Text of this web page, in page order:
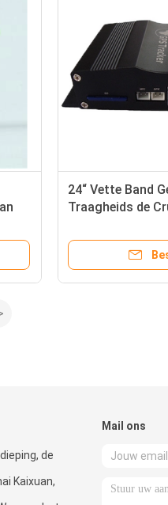
24“ Vette Band
Traagheids de
Bergfiets 350W
de
Kaixuan,
Mail ons